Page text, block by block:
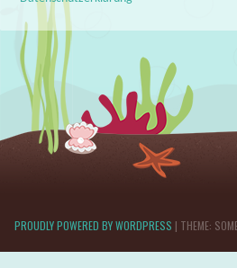
PROUDLY POWERED BY WORDPRESS | THEME: